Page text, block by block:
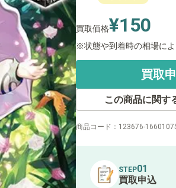
買取価格¥150
状態や到着時の相場に
買取
この商品に関す
商品コード： 123676-
STEP01
買取申込